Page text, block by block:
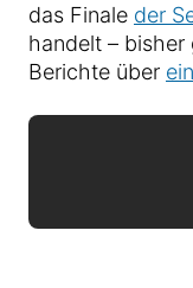
das Finale der
handelt –
Berichte über